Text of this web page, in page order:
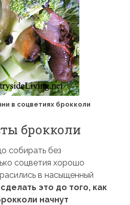
в соцветиях брокколи
брокколи
собирать без
соцветия хорошо
в насыщенный
это до того, как
начнут